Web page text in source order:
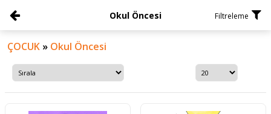
Okul Öncesi Filtreleme
ÇOCUK » Okul Öncesi